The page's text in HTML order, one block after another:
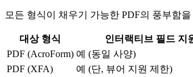
모든 형식이 채우기 가능한 PDF의 풍부함
대상 형식 인터랙티브 필드 지
PDF (AcroForm) 예 (동일 사양)
PDF (XFA)
예 (단, 뷰어 지원 제한)